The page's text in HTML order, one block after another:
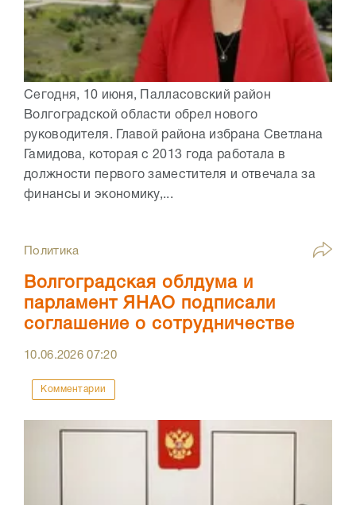
Сегодня, 10 июня, Палласовский район
Волгоградской области обрел нового
руководителя. Главой района избрана Светлана
Гамидова, которая с 2013 года работала в
должности первого заместителя и отвечала за
финансы и экономику,...
Политика
Волгоградская облдума и
парламент ЯНАО подписали
соглашение о сотрудничестве
10.06.202607:20
Комментарии